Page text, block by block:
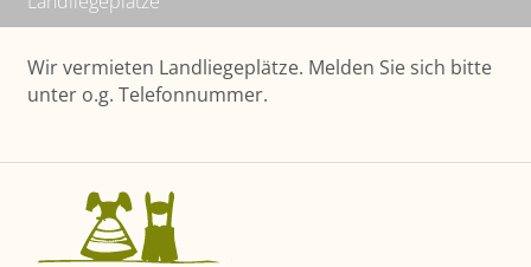
Wir vermieten Landliegeplätze. Melden Sie sich bitte
unter o.g. Telefonnummer.